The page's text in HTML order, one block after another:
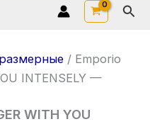
/ Emporio
INTENSELY —
WITH YOU